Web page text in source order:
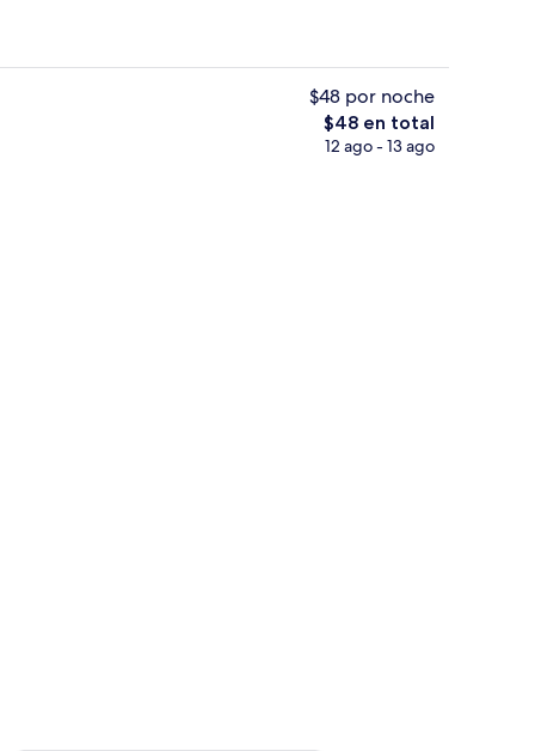
Lavabo en el baño
$48 por noche
El
precio
$48 en total
12 ago - 13 ago